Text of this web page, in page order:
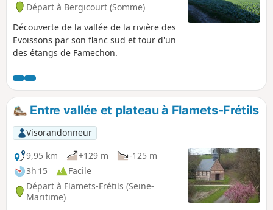
Départ à Bergicourt (Somme)
Découverte de la vallée de la rivière des
Evoissons par son flanc sud et tour d'un
des étangs de Famechon.
Entre vallée et plateau à Flamets-Frétils
Visorandonneur
9,95 km
+129 m
-125 m
3h 15
Facile
Départ à Flamets-Frétils (Seine-
Maritime)